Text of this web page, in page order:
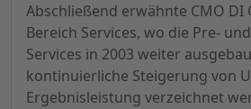
Abschließend erwähnte CMO
Bereich Services, wo die Pre-
Services in 2003 weiter
kontinuierliche Steigerung von
Ergebnisleistung verzeichnet